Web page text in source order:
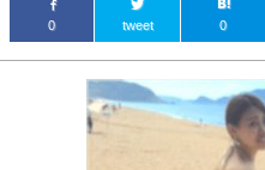
0 tweet 0